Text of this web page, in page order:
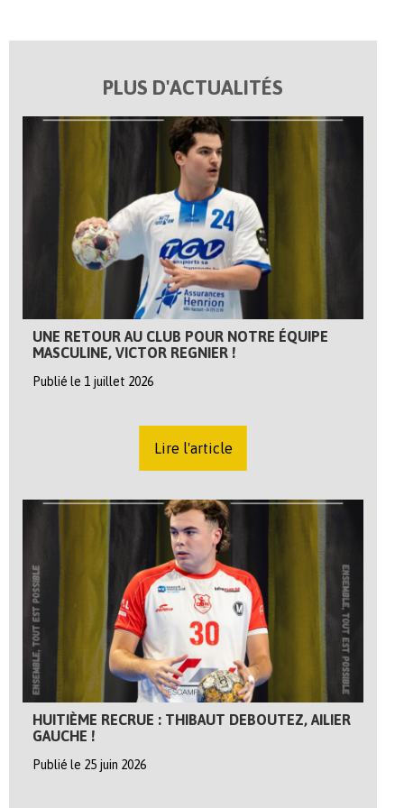
PLUS D'ACTUALITÉS
UNE RETOUR AU CLUB POUR NOTRE ÉQUIPE
MASCULINE, VICTOR REGNIER !
Publié le 1 juillet 2026
Lire l'article
HUITIÈME RECRUE : THIBAUT DEBOUTEZ, AILIER
GAUCHE !
Publié le 25 juin 2026